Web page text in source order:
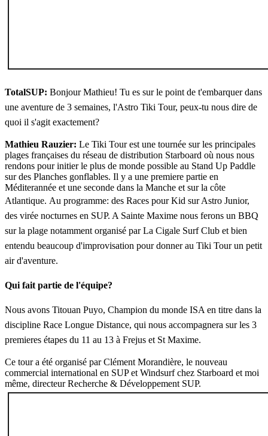
TotalSUP: Bonjour Mathieu! Tu es sur le point de t'embarquer dans
une aventure de 3 semaines, l'Astro Tiki Tour, peux-tu nous dire de
quoi il s'agit exactement?
Mathieu Rauzier: Le Tiki Tour est une tournée sur les principales
plages françaises du réseau de distribution Starboard où nous nous
rendons pour initier le plus de monde possible au Stand Up Paddle
sur des Planches gonflables. Il y a une premiere partie en
Méditerannée et une seconde dans la Manche et sur la côte
Atlantique. Au programme: des Races pour Kid sur Astro Junior,
des virée nocturnes en SUP. A Sainte Maxime nous ferons un BBQ
sur la plage notamment organisé par La Cigale Surf Club et bien
entendu beaucoup d'improvisation pour donner au Tiki Tour un petit
air d'aventure.
Qui fait partie de l'équipe?
Nous avons Titouan Puyo, Champion du monde ISA en titre dans la
discipline Race Longue Distance, qui nous accompagnera sur les 3
premieres étapes du 11 au 13 à Frejus et St Maxime.
Ce tour a été organisé par Clément Morandière, le nouveau
commercial international en SUP et Windsurf chez Starboard et moi
même, directeur Recherche & Développement SUP.